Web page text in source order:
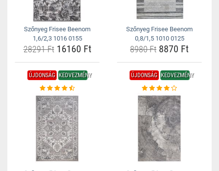
Szőnyeg Frisee Beenom
1,6/2,3 1016 0155
28291 Ft16160 Ft
Szőnyeg Frisee Beenom
0,8/1,5 1010 0125
8980 Ft 8870 Ft
ÚJDONSÁG KEDVEZMÉNY ÚJDONSÁG KEDVEZMÉNY